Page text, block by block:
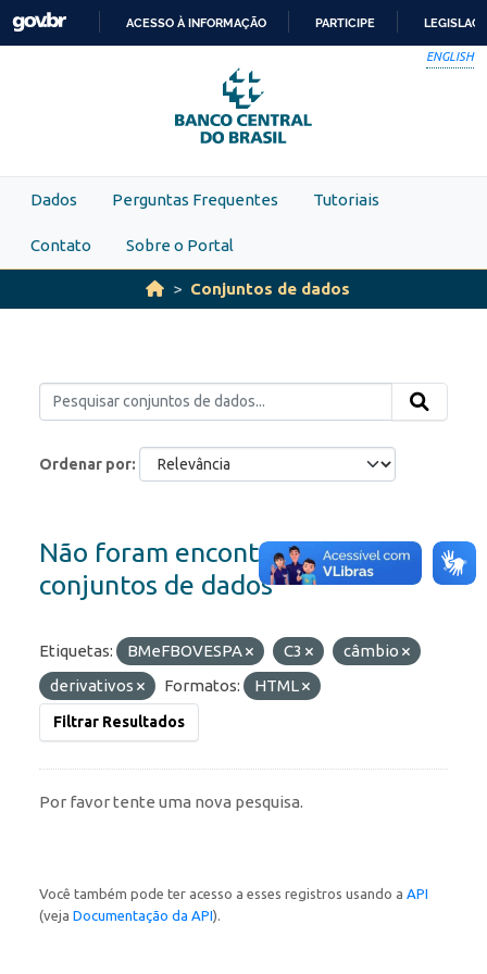
Skip to main content
PARA
O
CONTEÚDO
ACESSO À INFORMAÇÃO PARTICIPE
ENGLISH
Dados Perguntas Frequentes Tutoriais
Contato Sobre o Portal
Conjuntos de dados
Ordenar por
Não foram encontrados
conjuntos de dados
Etiquetas: BMeFBOVESPA C3
câmbio
derivativos
Formatos: HTML
Filtrar Resultados
Por favor tente uma nova pesquisa.
Você também pode ter acesso a esses registros usando a API
(veja Documentação da API).